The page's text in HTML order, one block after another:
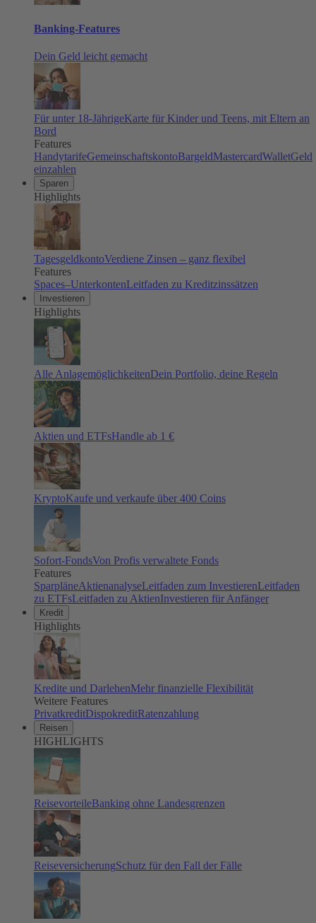
Banking-Features
Dein Geld leicht gemacht
Für unter 18-JährigeKarte für Kinder und Teens, mit Eltern an
Bord
Features
HandytarifeGemeinschaftskontoBargeldMastercardWalletGeld
einzahlen
Sparen
Highlights
TagesgeldkontoVerdiene Zinsen – ganz flexibel
Features
Spaces–UnterkontenLeitfaden zu Kreditzinssätzen
Investieren
Highlights
Alle AnlagemöglichkeitenDein Portfolio, deine Regeln
Aktien und ETFsHandle ab 1 €
KryptoKaufe und verkaufe über 400 Coins
Sofort-FondsVon Profis verwaltete Fonds
Features
SparpläneAktienanalyseLeitfaden zum InvestierenLeitfaden
zu ETFsLeitfaden zu AktienInvestieren für Anfänger
Kredit
Highlights
Kredite und DarlehenMehr finanzielle Flexibilität
Weitere Features
PrivatkreditDispokreditRatenzahlung
Reisen
HIGHLIGHTS
ReisevorteileBanking ohne Landesgrenzen
ReiseversicherungSchutz für den Fall der Fälle